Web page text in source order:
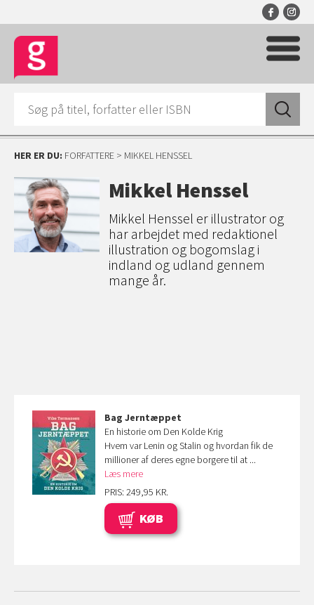
HER ER DU: FORFATTERE > MIKKEL HENSSEL
Mikkel Henssel
Mikkel Henssel er illustrator og
har arbejdet med redaktionel
illustration og bogomslag i
indland og udland gennem
mange år.
Bag Jerntæppet
En historie om Den Kolde Krig
Hvem var Lenin og Stalin og hvordan fik de
millioner af deres egne borgere til at ...
Læs mere
PRIS: 249,95 KR.
KØB